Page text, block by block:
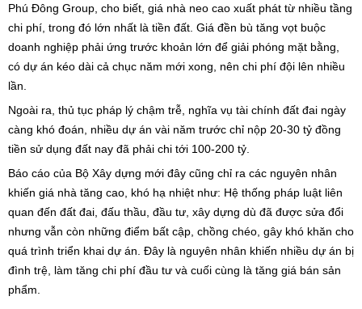
Phú Đông Group, cho biết, giá nhà neo cao xuất phát từ nhiều tầng
chi phí, trong đó lớn nhất là tiền đất. Giá đền bù tăng vọt buộc
doanh nghiệp phải ứng trước khoản lớn để giải phóng mặt bằng,
có dự án kéo dài cả chục năm mới xong, nên chi phí đội lên nhiều
lần.
Ngoài ra, thủ tục pháp lý chậm trễ, nghĩa vụ tài chính đất đai ngày
càng khó đoán, nhiều dự án vài năm trước chỉ nộp 20-30 tỷ đồng
tiền sử dụng đất nay đã phải chi tới 100-200 tỷ.
Báo cáo của Bộ Xây dựng mới đây cũng chỉ ra các nguyên nhân
khiến giá nhà tăng cao, khó hạ nhiệt như: Hệ thống pháp luật liên
quan đến đất đai, đấu thầu, đầu tư, xây dựng dù đã được sửa đổi
nhưng vẫn còn những điểm bất cập, chồng chéo, gây khó khăn cho
quá trình triển khai dự án. Đây là nguyên nhân khiến nhiều dự án bị
đình trệ, làm tăng chi phí đầu tư và cuối cùng là tăng giá bán sản
phẩm.